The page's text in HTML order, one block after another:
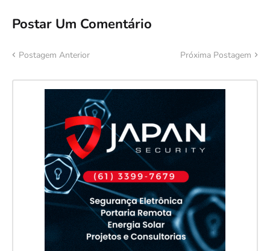
Postar Um Comentário
Postagem Anterior Próxima Postagem